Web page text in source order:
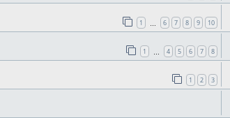
1 6 7 8 9 10
1 4 5 6 7 8
1 2 3